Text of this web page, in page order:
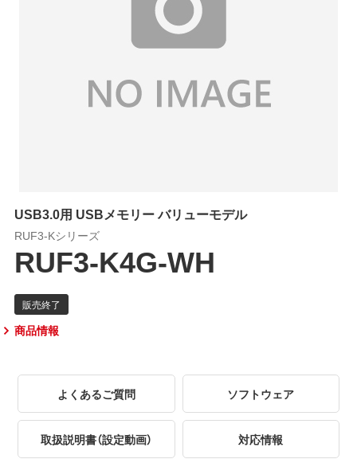
USB3.0用 USBメモリー バリューモデル
RUF3-Kシリーズ
RUF3-K4G-WH
商品情報
よくあるご質問 ソフトウェア
取扱説明書（設定動画） 対応情報